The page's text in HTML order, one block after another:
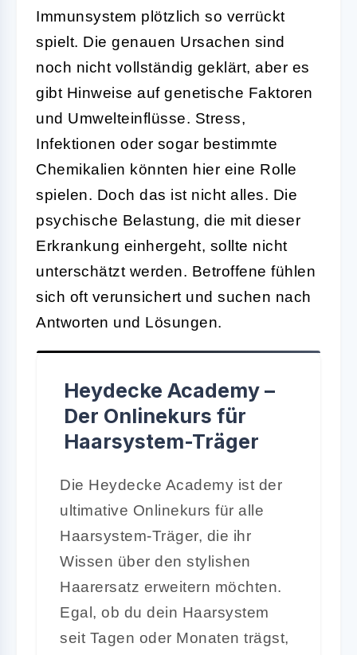
Immunsystem plötzlich so verrückt
spielt. Die genauen Ursachen sind
noch nicht vollständig geklärt, aber es
gibt Hinweise auf genetische Faktoren
und Umwelteinflüsse. Stress,
Infektionen oder sogar bestimmte
Chemikalien könnten hier eine Rolle
spielen. Doch das ist nicht alles. Die
psychische Belastung, die mit dieser
Erkrankung einhergeht, sollte nicht
unterschätzt werden. Betroffene fühlen
sich oft verunsichert und suchen nach
Antworten und Lösungen.
Heydecke Academy –
Der Onlinekurs für
Haarsystem-Träger
Die Heydecke Academy ist der
ultimative Onlinekurs für alle
Haarsystem-Träger, die ihr
Wissen über den stylishen
Haarersatz erweitern möchten.
Egal, ob du dein Haarsystem
seit Tagen oder Monaten trägst,